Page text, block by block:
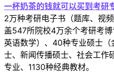
一杯奶茶的钱就可以买到考研
2万种考研电子书（题库、视
盖547所院校4万余个考研考
英语数学）、40种专业硕士
士、新闻传播硕士、社会工作
专业、1130种经典教材。